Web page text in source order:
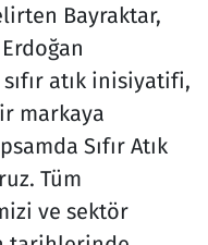
Bayraktar,
atık inisiyatifi,
markaya
Sıfır Atık
Tüm
ve sektör